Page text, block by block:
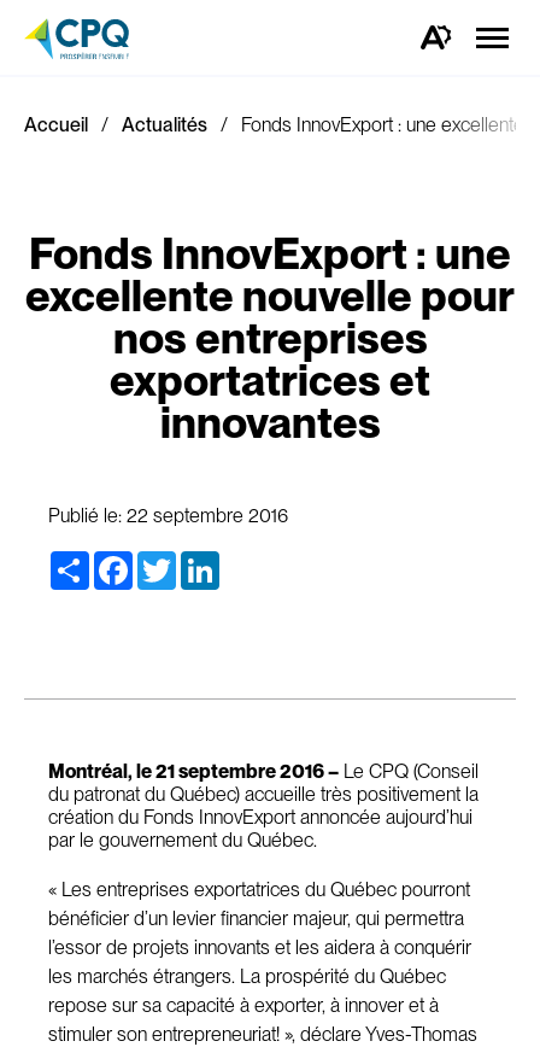
Ouvrez
d'accessibilité.
la
Accueil Actualités Fonds InnovExport : une excellente
Fonds InnovExport : une
excellente nouvelle pour
nos entreprises
exportatrices et
innovantes
Publié le: 22 septembre 2016
Share Facebook
Twitter
Montréal, le 21 septembre 2016 – Le CPQ (Conseil
du patronat du Québec) accueille très positivement la
création du Fonds InnovExport annoncée aujourd’hui
par le gouvernement du Québec.
« Les entreprises exportatrices du Québec pourront
bénéficier d’un levier financier majeur, qui permettra
l’essor de projets innovants et les aidera à conquérir
les marchés étrangers. La prospérité du Québec
repose sur sa capacité à exporter, à innover et à
stimuler son entrepreneuriat! », déclare Yves-Thomas